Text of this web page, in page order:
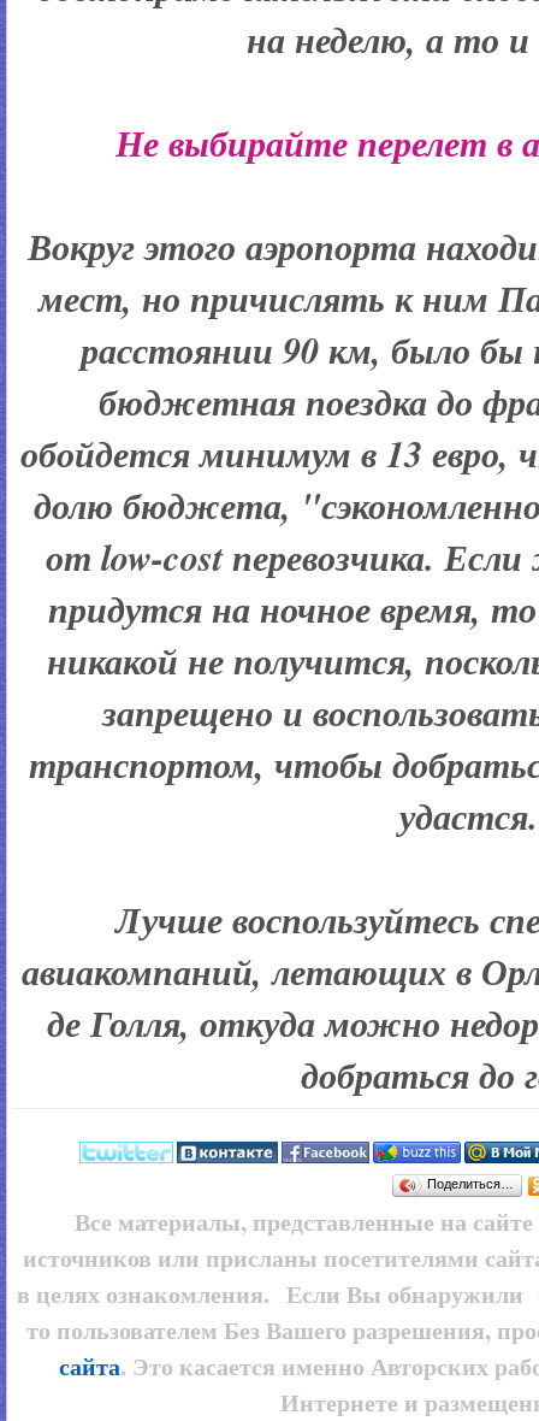
на неделю, а то
Не выбирайте перелет в
Вокруг этого аэропорта
мест, но причислять к ним
расстоянии 90 км, было бы
бюджетная поездка до
обойдется минимум в 13 евро,
долю бюджета,
от low-cost перевозчика.
придутся на ночное время,
никакой не получится,
запрещено и
транспортом, чтобы
удастся.
Лучше воспользуйтесь
авиакомпаний, летающих в
де Голля, откуда можно
добраться до
Поделиться…
Все материалы, представленные на сайте
источников или присланы посетителями
в целях ознакомления. Если Вы
то пользователем Без Вашего разрешения,
сайта. Это касается именно Авторских
Интернете и